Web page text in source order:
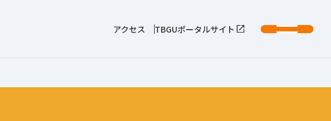
アクセス TBGUポータルサイト